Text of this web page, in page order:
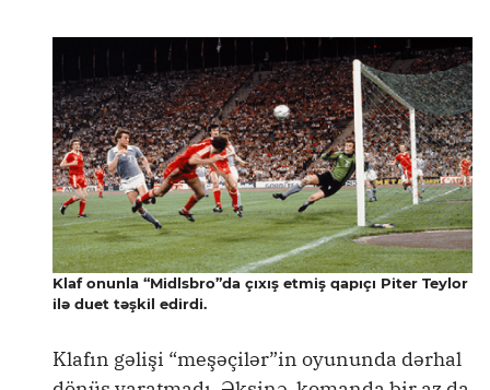
Klaf onunla “Midlsbro”da çıxış etmiş qapıçı Piter Teylor
ilə duet təşkil edirdi.
Klafın gəlişi “meşəçilər”in oyununda dərhal